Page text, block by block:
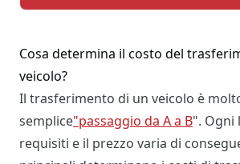
Cosa determina il costo del
veicolo?
Il trasferimento di un veicolo è
semplice"passaggio da A a B". Ogni
requisiti e il prezzo varia di